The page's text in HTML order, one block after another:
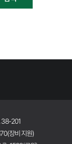
38-201
장비 지원)